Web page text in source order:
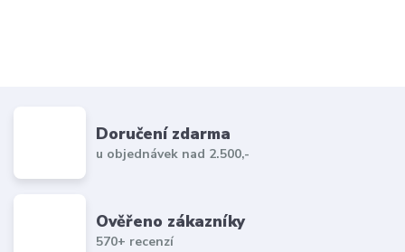
Doručení zdarma
u objednávek nad 2.500,-
Ověřeno zákazníky
570+ recenzí